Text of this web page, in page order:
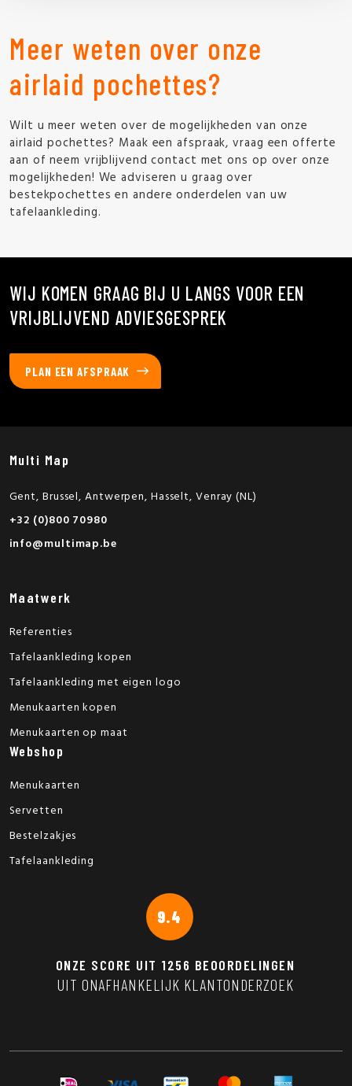
Meer weten over onze
airlaid pochettes?
Wilt u meer weten over de mogelijkheden van onze
airlaid pochettes? Maak een afspraak, vraag een offerte
aan of neem vrijblijvend contact met ons op over onze
mogelijkheden! We adviseren u graag over
bestekpochettes en andere onderdelen van uw
tafelaankleding.
WIJ KOMEN GRAAG BIJ U LANGS VOOR EEN
VRIJBLIJVEND ADVIESGESPREK
PLAN EEN AFSPRAAK
Multi Map
Gent, Brussel, Antwerpen, Hasselt, Venray (NL)
+32 (0)800 70980
info@multimap.be
Maatwerk
Referenties
Tafelaankleding kopen
Tafelaankleding met eigen logo
Menukaarten kopen
Menukaarten op maat
Webshop
Menukaarten
Servetten
Bestelzakjes
Tafelaankleding
9.4
ONZE SCORE UIT 1256 BEOORDELINGEN
UIT ONAFHANKELIJK KLANTONDERZOEK